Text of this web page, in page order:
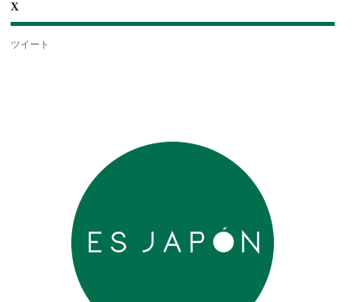
X
ツイート